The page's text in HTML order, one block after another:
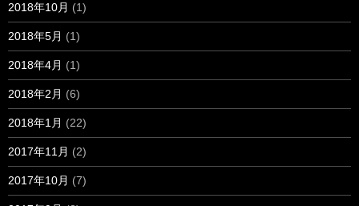
2018年10月 (1)
2018年5月 (1)
2018年4月 (1)
2018年2月 (6)
2018年1月 (22)
2017年11月 (2)
2017年10月 (7)